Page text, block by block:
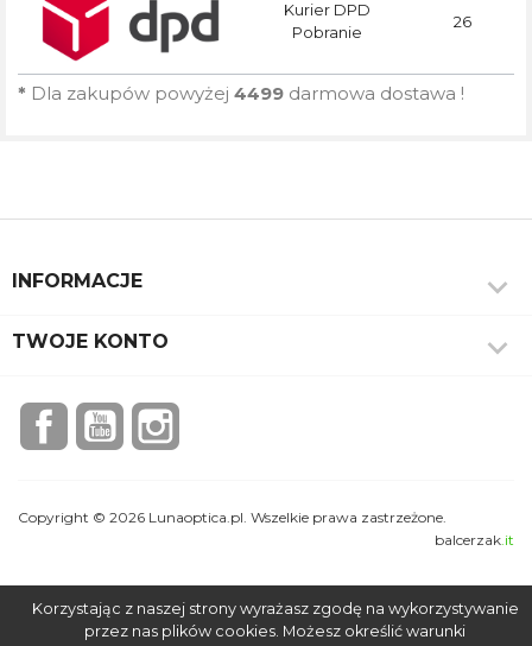
Kurier DPD
Pobranie
26
* Dla zakupów powyżej 4499 darmowa dostawa !
INFORMACJE 
TWOJE KONTO 
FacebookYouTubeInstagram
Copyright © 2026 Lunaoptica.pl. Wszelkie prawa zastrzeżone.
balcerzak.it
Korzystając z naszej strony wyrażasz zgodę na wykorzystywanie
przez nas plików cookies. Możesz określić warunki